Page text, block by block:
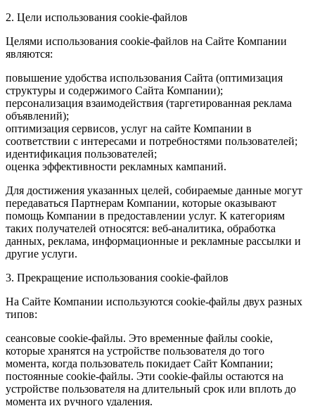
2. Цели использования cookie-файлов
Целями использования cookie-файлов на Сайте Компании
являются:
повышение удобства использования Сайта (оптимизация
структуры и содержимого Сайта Компании);
персонализация взаимодействия (таргетированная реклама
объявлений);
оптимизация сервисов, услуг на сайте Компании в
соответствии с интересами и потребностями пользователей;
идентификация пользователей;
оценка эффективности рекламных кампаний.
Для достижения указанных целей, собираемые данные могут
передаваться Партнерам Компании, которые оказывают
помощь Компании в предоставлении услуг. К категориям
таких получателей относятся: веб-аналитика, обработка
данных, реклама, информационные и рекламные рассылки и
другие услуги.
3. Прекращение использования cookie-файлов
На Сайте Компании используются cookie-файлы двух разных
типов:
сеансовые cookie-файлы. Это временные файлы cookie,
которые хранятся на устройстве пользователя до того
момента, когда пользователь покидает Сайт Компании;
постоянные cookie-файлы. Эти cookie-файлы остаются на
устройстве пользователя на длительный срок или вплоть до
момента их ручного удаления.